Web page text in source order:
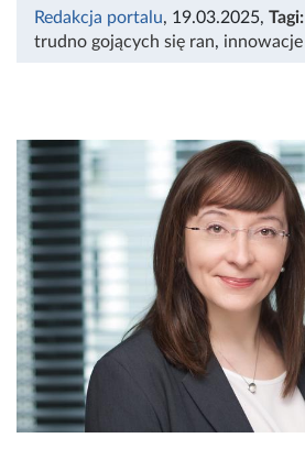
Redakcja portalu, 19.03.2025, Tagi:
trudno gojących się ran, innowacje